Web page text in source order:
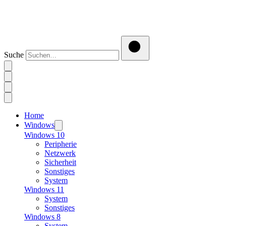
Suche
Home
Windows
Windows 10
Peripherie
Netzwerk
Sicherheit
Sonstiges
System
Windows 11
System
Sonstiges
Windows 8